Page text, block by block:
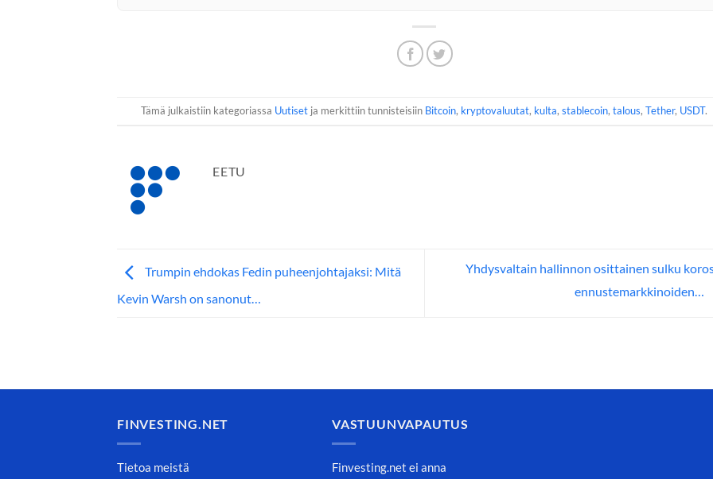
Tämä julkaistiin kategoriassa Uutiset ja merkittiin tunnisteisiin Bitcoin, kryptovaluutat, kulta,stablecoin,talous,Tether, USDT.
EETU
Trumpin ehdokas Fedin puheenjohtajaksi: Mitä
Kevin Warsh on sanonut…
Yhdysvaltain hallinnon osittainen sulku
ennustemarkkinoiden…
FINVESTING.NET
Tietoa meistä
VASTUUNVAPAUTUS
Finvesting.net ei anna